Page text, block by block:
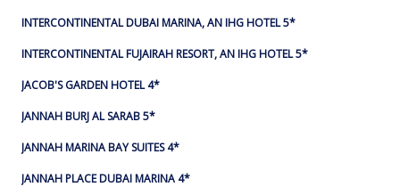
INTERCONTINENTAL DUBAI MARINA, AN IHG HOTEL 5*
INTERCONTINENTAL FUJAIRAH RESORT, AN IHG HOTEL 5*
JACOB'S GARDEN HOTEL 4*
JANNAH BURJ AL SARAB 5*
JANNAH MARINA BAY SUITES 4*
JANNAH PLACE DUBAI MARINA 4*